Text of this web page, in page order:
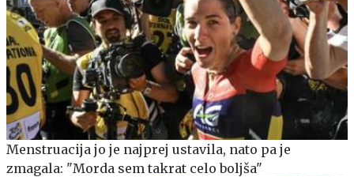
Menstruacija jo je najprej ustavila, nato pa je
zmagala: "Morda sem takrat celo boljša"